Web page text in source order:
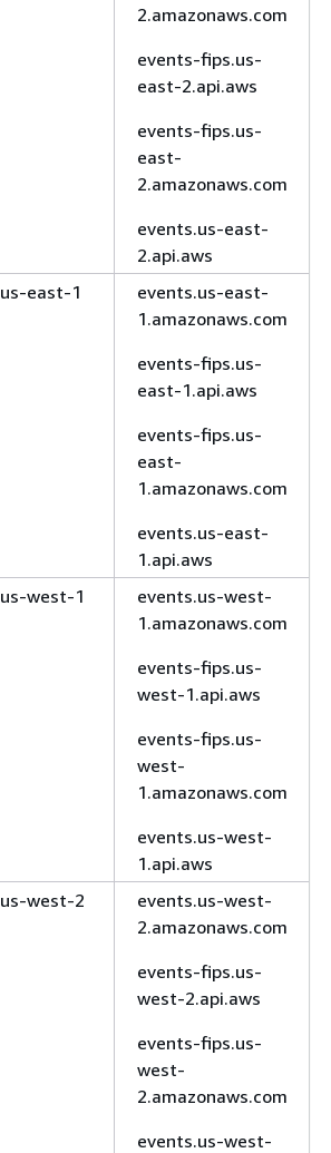
2.amazonaws.com
events-fips.us-
east-2.api.aws
events-fips.us-
east-
2.amazonaws.com
events.us-east-
2.api.aws
us-east-1
events.us-east-
1.amazonaws.com
events-fips.us-
east-1.api.aws
events-fips.us-
east-
1.amazonaws.com
events.us-east-
1.api.aws
us-west-1
events.us-west-
1.amazonaws.com
events-fips.us-
west-1.api.aws
events-fips.us-
west-
1.amazonaws.com
events.us-west-
1.api.aws
us-west-2
events.us-west-
2.amazonaws.com
events-fips.us-
west-2.api.aws
events-fips.us-
west-
2.amazonaws.com
events.us-west-